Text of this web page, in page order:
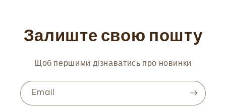
Залиште свою пошту
Щоб першими дізнаватись про новинки
Email